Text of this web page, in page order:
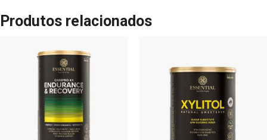
Produtos relacionados